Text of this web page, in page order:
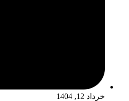
خرداد 12, 1404